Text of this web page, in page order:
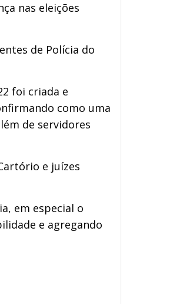
nas eleições
de Polícia do
foi criada e
como uma
de servidores
e juízes
em especial o
e agregando